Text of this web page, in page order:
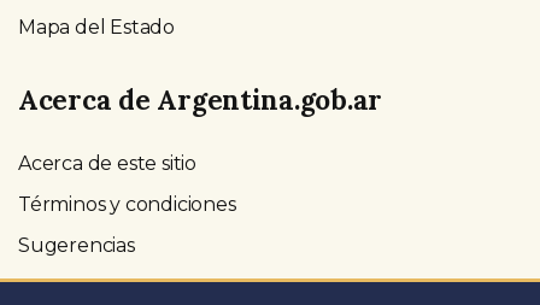
Mapa del Estado
Acerca de Argentina.gob.ar
Acerca de este sitio
Términos y condiciones
Sugerencias